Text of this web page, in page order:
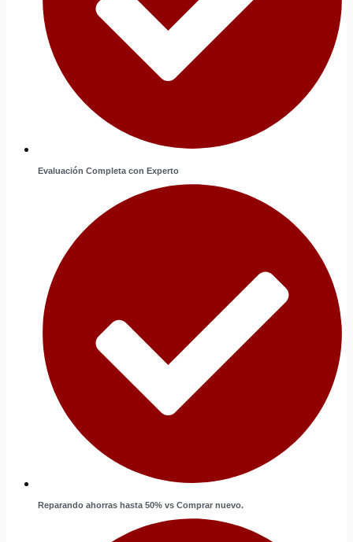
Evaluación Completa con Experto
Reparando ahorras hasta 50% vs Comprar nuevo.